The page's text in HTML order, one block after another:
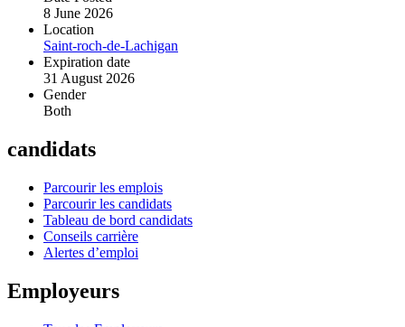
8 June 2026
Location
Saint-roch-de-Lachigan
Expiration date
31 August 2026
Gender
Both
candidats
Parcourir les emplois
Parcourir les candidats
Tableau de bord candidats
Conseils carrière
Alertes d’emploi
Employeurs